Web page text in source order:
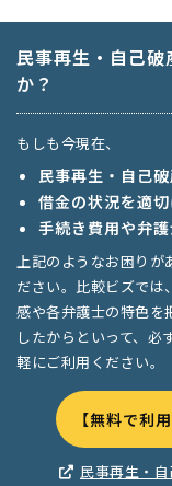
民事再生・自己
か？
もしも今現在、
民事再生・自己
借金の状況を適
手続き費用や弁
上記のようなお困りが
ださい。比較ビズでは
感や各弁護士の特色を
したからといって、
軽にご利用ください。
【無料で利
民事再生・